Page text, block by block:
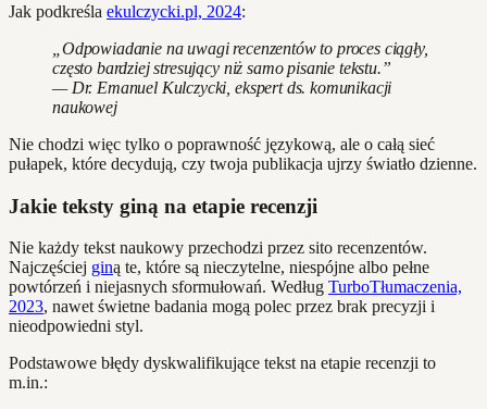
Jak podkreśla ekulczycki.pl, 2024:
„Odpowiadanie na uwagi recenzentów to proces ciągły,
często bardziej stresujący niż samo pisanie tekstu.”
— Dr. Emanuel Kulczycki, ekspert ds. komunikacji
naukowej
Nie chodzi więc tylko o poprawność językową, ale o całą sieć
pułapek, które decydują, czy twoja publikacja ujrzy światło dzienne.
Jakie teksty giną na etapie recenzji
Nie każdy tekst naukowy przechodzi przez sito recenzentów.
Najczęściej giną te, które są nieczytelne, niespójne albo pełne
powtórzeń i niejasnych sformułowań. Według TurboTłumaczenia,
2023, nawet świetne badania mogą polec przez brak precyzji i
nieodpowiedni styl.
Podstawowe błędy dyskwalifikujące tekst na etapie recenzji to
m.in.: